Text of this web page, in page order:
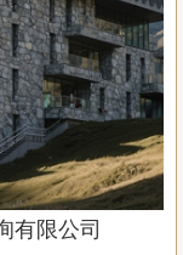
有限公司